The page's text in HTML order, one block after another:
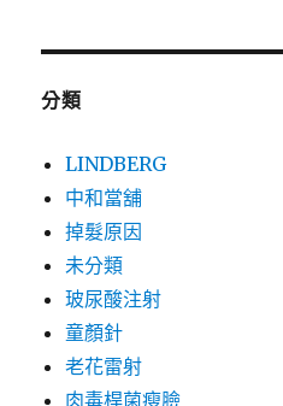
分類
LINDBERG
中和當舖
掉髮原因
未分類
玻尿酸注射
童顏針
老花雷射
肉毒桿菌瘦臉